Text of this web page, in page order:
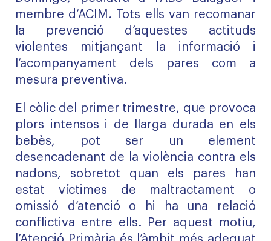
membre d’ACIM. Tots ells van recomanar
la prevenció d’aquestes actituds
violentes mitjançant la informació i
l’acompanyament dels pares com a
mesura preventiva.
El còlic del primer trimestre, que provoca
plors intensos i de llarga durada en els
bebès, pot ser un element
desencadenant de la violència contra els
nadons, sobretot quan els pares han
estat víctimes de maltractament o
omissió d’atenció o hi ha una relació
conflictiva entre ells. Per aquest motiu,